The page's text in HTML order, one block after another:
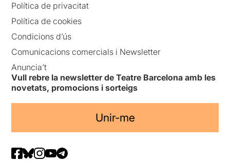
Política de privacitat
Política de cookies
Condicions d’ús
Comunicacions comercials i Newsletter
Anuncia’t
Vull rebre la newsletter de Teatre Barcelona amb les
novetats, promocions i sorteigs
Unir-me